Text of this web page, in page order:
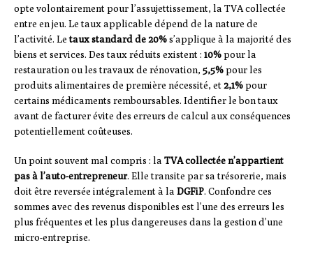
opte volontairement pour l’assujettissement, la TVA collectée
entre en jeu. Le taux applicable dépend de la nature de
l’activité. Letaux standard de 20%s’applique à la majorité des
biens et services. Des taux réduits existent : 10%pour la
restauration ou les travaux de rénovation, 5,5%pour les
produits alimentaires de première nécessité, et2,1%pour
certains médicaments remboursables. Identifier le bon taux
avant de facturer évite des erreurs de calcul aux conséquences
potentiellement coûteuses.
Un point souvent mal compris : la TVA collectée n’appartient
pas à l’auto-entrepreneur. Elle transite par sa trésorerie, mais
doit être reversée intégralement à la DGFiP. Confondre ces
sommes avec des revenus disponibles est l’une des erreurs les
plus fréquentes et les plus dangereuses dans la gestion d’une
micro-entreprise.